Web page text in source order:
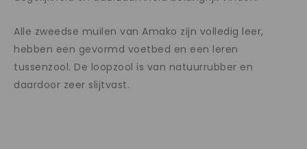
Alle zweedse muilen van Amako zijn volledig leer,
hebben een gevormd voetbed en een leren
tussenzool. De loopzool is van natuurrubber en
daardoor zeer slijtvast.